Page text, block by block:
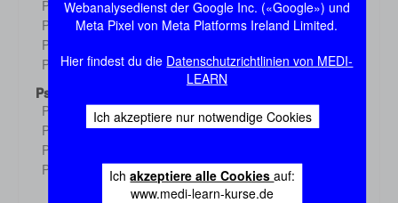
Webanalysedienst der Google Inc. («Google») und
Meta Pixel von Meta Platforms Ireland Limited.
Hier findest du die Datenschutzrichtlinien von MEDI-
LEARN
Ich akzeptiere nur notwendige Cookies
Ichakzeptiere alle Cookiesauf:
www.medi-learn-kurse.de
Physiologie 3 Demo
Physiologie 4 Demo
Physiologie 5
Physiologie 6 Demo
Psychologie
Psychologie 1
Demo
Psychologie 2 Demo
Psychologie 3
Psychologie 4 Demo